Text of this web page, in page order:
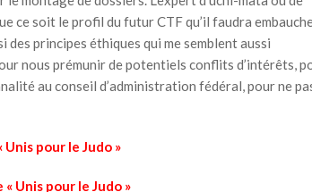
ce soit le profil du futur CTF qu’il faudra
principes éthiques qui me semblent aussi
nous prémunir de potentiels conflits d’intérêts,
au conseil d’administration fédéral, pour ne
pour le Judo »
Unis pour le Judo »